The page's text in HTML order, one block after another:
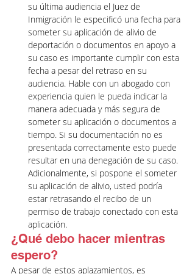
su última audiencia el Juez de
Inmigración le especificó una fecha para
someter su aplicación de alivio de
deportación o documentos en apoyo a
su caso es importante cumplir con esta
fecha a pesar del retraso en su
audiencia. Hable con un abogado con
experiencia quien le pueda indicar la
manera adecuada y más segura de
someter su aplicación o documentos a
tiempo. Si su documentación no es
presentada correctamente esto puede
resultar en una denegación de su caso.
Adicionalmente, si pospone el someter
su aplicación de alivio, usted podría
estar retrasando el recibo de un
permiso de trabajo conectado con esta
aplicación.
¿Qué debo hacer mientras
espero?
A pesar de estos aplazamientos, es